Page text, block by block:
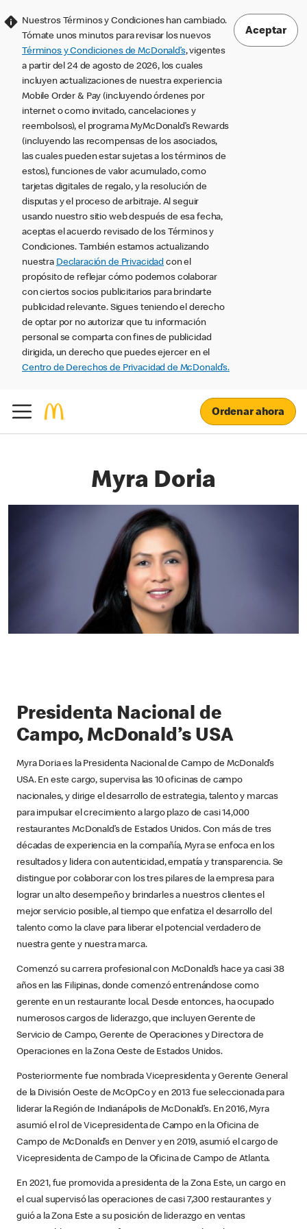
Nuestros Términos y Condiciones han cambiado.
Tómate unos minutos para revisar los nuevos
Términos y Condiciones de McDonald’s, vigentes
a partir del 24 de agosto de 2026, los cuales
incluyen actualizaciones de nuestra experiencia
Mobile Order & Pay (incluyendo órdenes por
internet o como invitado, cancelaciones y
reembolsos), el programa MyMcDonald’s Rewards
(incluyendo las recompensas de los asociados,
las cuales pueden estar sujetas a los términos de
estos), funciones de valor acumulado, como
tarjetas digitales de regalo, y la resolución de
disputas y el proceso de arbitraje. Al seguir
usando nuestro sitio web después de esa fecha,
aceptas el acuerdo revisado de los Términos y
Condiciones. También estamos actualizando
nuestra Declaración de Privacidad con el
propósito de reflejar cómo podemos colaborar
con ciertos socios publicitarios para brindarte
publicidad relevante. Sigues teniendo el derecho
de optar por no autorizar que tu información
personal se comparta con fines de publicidad
dirigida, un derecho que puedes ejercer en el
Centro de Derechos de Privacidad de McDonald’s.
Aceptar
Ordenar ahora
Myra Doria
Presidenta Nacional de
Campo, McDonald’s USA
Myra Doria es la Presidenta Nacional de Campo de McDonald’s
USA. En este cargo, supervisa las 10 oficinas de campo
nacionales, y dirige el desarrollo de estrategia, talento y marcas
para impulsar el crecimiento a largo plazo de casi 14,000
restaurantes McDonald’s de Estados Unidos. Con más de tres
décadas de experiencia en la compañía, Myra se enfoca en los
resultados y lidera con autenticidad, empatía y transparencia. Se
distingue por colaborar con los tres pilares de la empresa para
lograr un alto desempeño y brindarles a nuestros clientes el
mejor servicio posible, al tiempo que enfatiza el desarrollo del
talento como la clave para liberar el potencial verdadero de
nuestra gente y nuestra marca.
Comenzó su carrera profesional con McDonald’s hace ya casi 38
años en las Filipinas, donde comenzó entrenándose como
gerente en un restaurante local. Desde entonces, ha ocupado
numerosos cargos de liderazgo, que incluyen Gerente de
Servicio de Campo, Gerente de Operaciones y Directora de
Operaciones en la Zona Oeste de Estados Unidos.
Posteriormente fue nombrada Vicepresidenta y Gerente General
de la División Oeste de McOpCo y en 2013 fue seleccionada para
liderar la Región de Indianápolis de McDonald’s. En 2016, Myra
asumió el rol de Vicepresidenta de Campo en la Oficina de
Campo de McDonald’s en Denver y en 2019, asumió el cargo de
Vicepresidenta de Campo de la Oficina de Campo de Atlanta.
En 2021, fue promovida a presidenta de la Zona Este, un cargo en
el cual supervisó las operaciones de casi 7,300 restaurantes y
guió a la Zona Este a su posición de liderazgo en ventas